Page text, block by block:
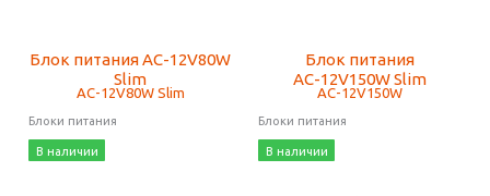
Блок питания AС-12V80W
Slim
Блоки питания
В наличии
Блок питания
AС-12V150W Slim
Блоки питания
В наличии